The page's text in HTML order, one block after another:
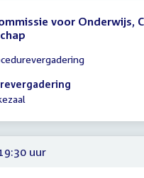
voor Onderwijs,
uur